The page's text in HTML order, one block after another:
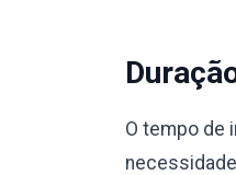
O tempo de